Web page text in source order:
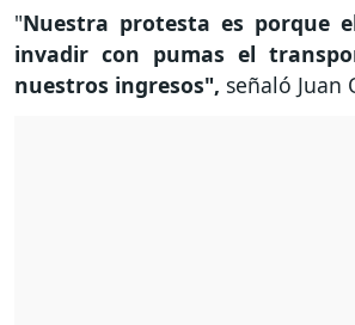
"Nuestra protesta es porque
invadir con pumas el
nuestros ingresos", señaló Juan